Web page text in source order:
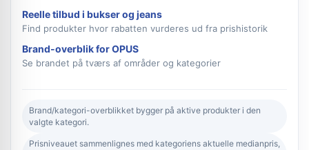
Reelle tilbud i bukser og jeans
Find produkter hvor rabatten vurderes ud fra prishistorik
Brand-overblik for OPUS
Se brandet på tværs af områder og kategorier
Brand/kategori-overblikket bygger på aktive produkter i den
valgte kategori.
Prisniveauet sammenlignes med kategoriens aktuelle medianpris,